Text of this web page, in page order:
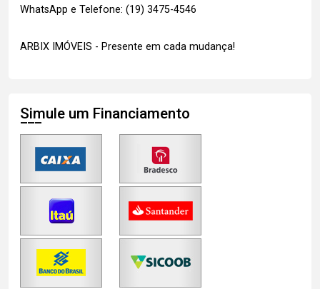
WhatsApp e Telefone: (19) 3475-4546
ARBIX IMÓVEIS - Presente em cada mudança!
Simule um Financiamento